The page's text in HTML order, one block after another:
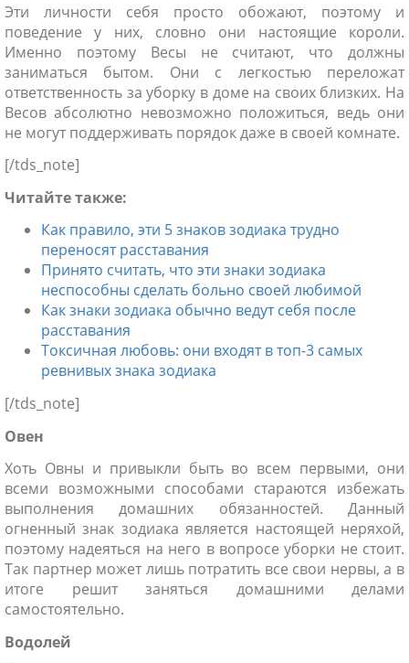
Эти личности себя просто обожают, поэтому и
поведение у них, словно они настоящие короли.
Именно поэтому Весы не считают, что должны
заниматься бытом. Они с легкостью переложат
ответственность за уборку в доме на своих близких. На
Весов абсолютно невозможно положиться, ведь они
не могут поддерживать порядок даже в своей комнате.
[/tds_note]
Читайте также:
Как правило, эти 5 знаков зодиака трудно
переносят расставания
Принято считать, что эти знаки зодиака
неспособны сделать больно своей любимой
Как знаки зодиака обычно ведут себя после
расставания
Токсичная любовь: они входят в топ-3 самых
ревнивых знака зодиака
[/tds_note]
Овен
Хоть Овны и привыкли быть во всем первыми, они
всеми возможными способами стараются избежать
выполнения домашних обязанностей. Данный
огненный знак зодиака является настоящей неряхой,
поэтому надеяться на него в вопросе уборки не стоит.
Так партнер может лишь потратить все свои нервы, а в
итоге решит заняться домашними делами
самостоятельно.
Водолей